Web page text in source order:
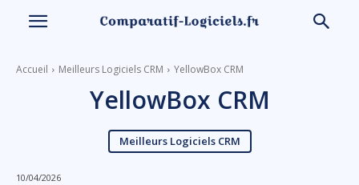
Accueil Meilleurs Logiciels CRM YellowBox CRM
YellowBox CRM
Meilleurs Logiciels CRM
10/04/2026